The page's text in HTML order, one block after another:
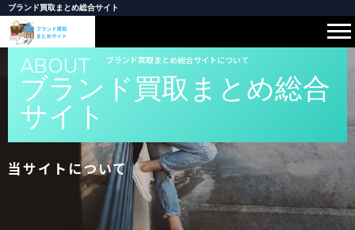
ブランド買取まとめ総合サイト
ABOUT ブランド買取まとめ総合サイトについて
ブランド買取まとめ総合
サイト
当サイトについて